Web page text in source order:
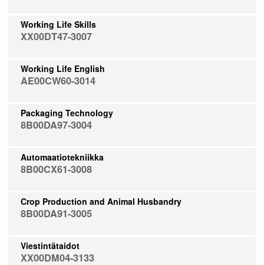
Working Life Skills
XX00DT47-3007
Working Life English
AE00CW60-3014
Packaging Technology
8B00DA97-3004
Automaatiotekniikka
8B00CX61-3008
Crop Production and Animal Husbandry
8B00DA91-3005
Viestintätaidot
XX00DM04-3133